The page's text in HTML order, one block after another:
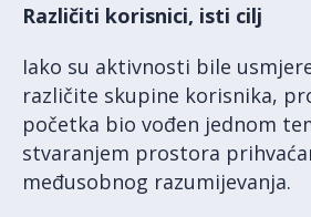
Različiti korisnici, isti cilj
Iako su aktivnosti bile
različite skupine korisnika,
početka bio vođen jednom
stvaranjem prostora
međusobnog razumijevanja.